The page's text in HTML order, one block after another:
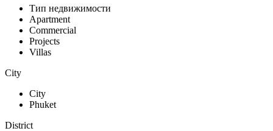
Тип недвижимости
Apartment
Commercial
Projects
Villas
City
City
Phuket
District